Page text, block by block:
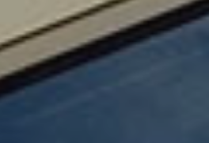
de la société
des prestations
COFRAC
Anémométrie – l’étalonnage en
vitesse d’air
Débitmétrie Gaz
Préleveur d’air
Enceintes / bains /